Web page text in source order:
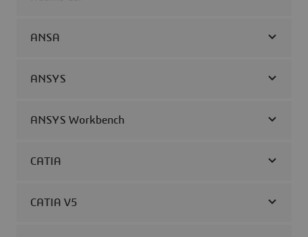
ANSA
ANSYS
ANSYS Workbench
CATIA
CATIA V5